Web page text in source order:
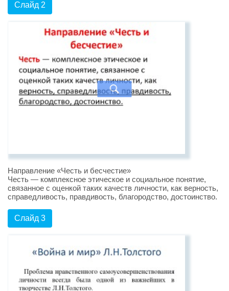
Слайд 2
Направление «Честь и бесчестие»
Честь — комплексное этическое и социальное понятие,
связанное с оценкой таких качеств личности, как верность,
справедливость, правдивость, благородство, достоинство.
Слайд 3